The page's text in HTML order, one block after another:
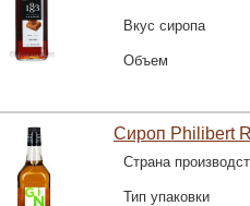
Вкус сиропа
Объем
Сироп Philibert
Страна
Тип упаковки